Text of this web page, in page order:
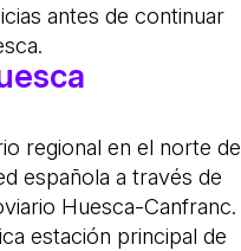
antes de continuar
regional en el norte de
española a través de
Huesca-Canfranc.
estación principal de